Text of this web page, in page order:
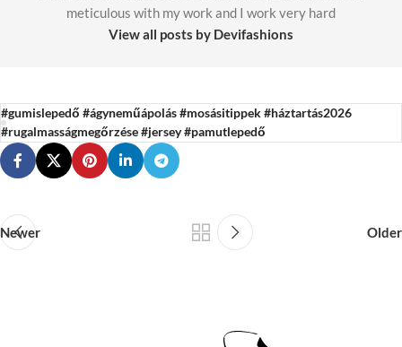
meticulous with my work and I work very hard
View all posts by Devifashions
#gumislepedő #ágyneműápolás #mosásitippek #háztartás2026
#rugalmasságmegőrzése #jersey #pamutlepedő
Newer Older